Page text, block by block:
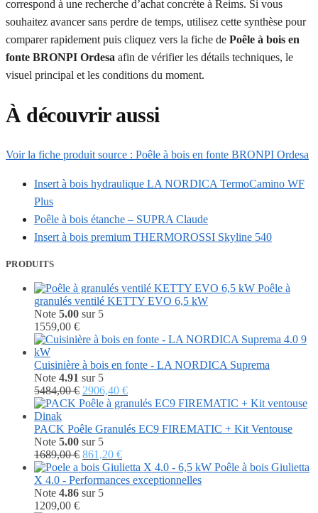
correspond à une recherche d’achat concrète à Reims. Si vous
souhaitez avancer sans perdre de temps, utilisez cette synthèse pour
comparer rapidement puis cliquez vers la fiche de Poêle à bois en
fonte BRONPI Ordesa afin de vérifier les détails techniques, le
visuel principal et les conditions du moment.
À découvrir aussi
Voir la fiche produit source : Poêle à bois en fonte BRONPI Ordesa
Insert à bois hydraulique LA NORDICA TermoCamino WF
Plus
Poêle à bois étanche – SUPRA Claude
Insert à bois premium THERMOROSSI Skyline 540
PRODUITS
Poêle à
granulés ventilé KETTY EVO 6,5 kW
Note 5.00 sur 5
1559,00 €
Cuisinière à bois en fonte - LA NORDICA Suprema
Note 4.91 sur 5
5484,00€ Le
prix
était :
5484,00 €.
2906,40 €Le
prix
est :
PACK Poêle Granulés EC9 FIREMATIC + Kit Ventouse
Note 5.00 sur 5
1689,00€ Le
prix
initial
était :
861,20 €Le
prix
actuel
Poêle à bois Giulietta
X 4.0 - Performances exceptionnelles
Note 4.86 sur 5
1209,00 €